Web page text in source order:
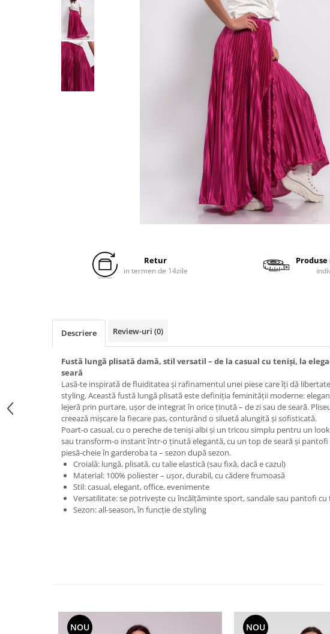
Retur
in termen de 14zile
Descriere Review-uri (0)
Fustă lungă plisată damă, stil versatil – de la casual cu teniși, la
seară
Lasă-te inspirată de fluiditatea și rafinamentul unei piese care îți dă
styling. Această fustă lungă plisată este definiția feminității moderne:
lejeră prin purtare, ușor de integrat în orice ținută – de zi sau de seară.
creează mișcare la fiecare pas, conturând o siluetă alungită și sofisticată.
Poart-o casual, cu o pereche de teniși albi și un tricou simplu pentru un
sau transform-o instant într-o ținută elegantă, cu un top de seară și pantofi
piesă-cheie în garderoba ta – sezon după sezon.
Croială: lungă, plisată, cu talie elastică (sau fixă, dacă e cazul)
Material: 100% poliester – ușor, durabil, cu cădere frumoasă
Stil: casual, elegant, office, evenimente
Versatilitate: se potrivește cu încălțăminte sport, sandale sau pantofi cu
Sezon: all-season, în funcție de styling
NOU NOU